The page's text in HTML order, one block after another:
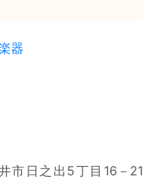
器
日之出5丁目16－21